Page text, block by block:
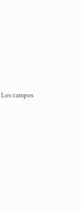
Los campos